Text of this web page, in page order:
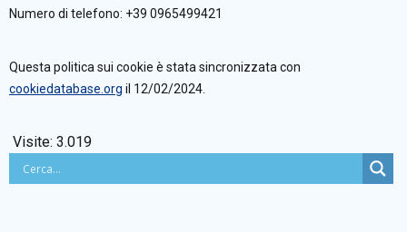
Numero di telefono: +39 0965499421
Questa politica sui cookie è stata sincronizzata con
cookiedatabase.org il 12/02/2024.
Visite: 3.019